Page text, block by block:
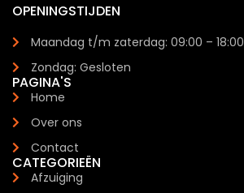
OPENINGSTIJDEN
Maandag t/m zaterdag: 09:00 – 18:00
Zondag: Gesloten
PAGINA'S
Home
Over ons
Contact
CATEGORIEËN
Afzuiging